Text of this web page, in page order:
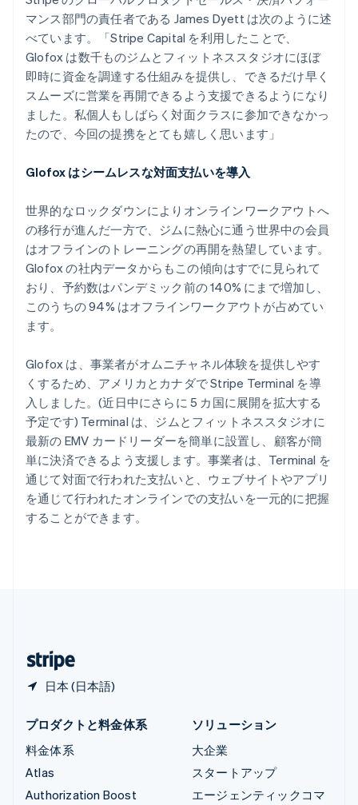
マンス部門の責任者である James Dyett は次のように述
べています。「Stripe Capital を利用したことで、
Glofox は数千ものジムとフィットネススタジオにほぼ
即時に資金を調達する仕組みを提供し、できるだけ早く
スムーズに営業を再開できるよう支援できるようになり
ました。私個人もしばらく対面クラスに参加できなかっ
たので、今回の提携をとても嬉しく思います」
Glofox はシームレスな対面支払いを導入
世界的なロックダウンによりオンラインワークアウトへ
の移行が進んだ一方で、ジムに熱心に通う世界中の会員
はオフラインのトレーニングの再開を熱望しています。
Glofox の社内データからもこの傾向はすでに見られて
おり、予約数はパンデミック前の 140% にまで増加し、
このうちの 94% はオフラインワークアウトが占めてい
ます。
Glofox は、事業者がオムニチャネル体験を提供しやす
くするため、アメリカとカナダで Stripe Terminal を導
入しました。(近日中にさらに 5 カ国に展開を拡大する
予定です) Terminal は、ジムとフィットネススタジオに
最新の EMV カードリーダーを簡単に設置し、顧客が簡
単に決済できるよう支援します。事業者は、Terminal を
通じて対面で行われた支払いと、ウェブサイトやアプリ
を通じて行われたオンラインでの支払いを一元的に把握
することができます。
日本 (日本語)
ノルウェー
English
ハンガリー
English
フィンランド
EnglishSvenska
ブラジル
PortuguêsEnglish
ブルガリア
ベルギー
NederlandsFrançaisDeutsch English
ポーランド
English
ポルトガル
PortuguêsEnglish
マルタ
English 简体中文
メキシコ
EspañolEnglish
ラトビア
English
リトアニア
English
リヒテンシュタイン
Deutsch English
ルーマニア
English
プロダクトと料金体系
料金体系
Atlas
Authorization Boost
ソリューション
大企業
スタートアップ
エージェンティックコマ